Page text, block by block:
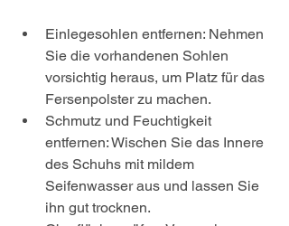
Einlegesohlen entfernen: Nehmen
Sie die vorhandenen Sohlen
vorsichtig heraus, um Platz für das
Fersenpolster zu machen.
Schmutz und Feuchtigkeit
entfernen: Wischen Sie das Innere
des Schuhs mit mildem
Seifenwasser aus und lassen Sie
ihn gut trocknen.